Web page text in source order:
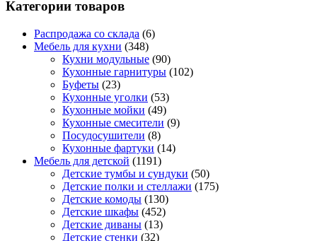
Категории товаров
Распродажа со склада (6)
Мебель для кухни (348)
Кухни модульные (90)
Кухонные гарнитуры (102)
Буфеты (23)
Кухонные уголки (53)
Кухонные мойки (49)
Кухонные смесители (9)
Посудосушители (8)
Кухонные фартуки (14)
Мебель для детской (1191)
Детские тумбы и сундуки (50)
Детские полки и стеллажи (175)
Детские комоды (130)
Детские шкафы (452)
Детские диваны (13)
Детские стенки (32)